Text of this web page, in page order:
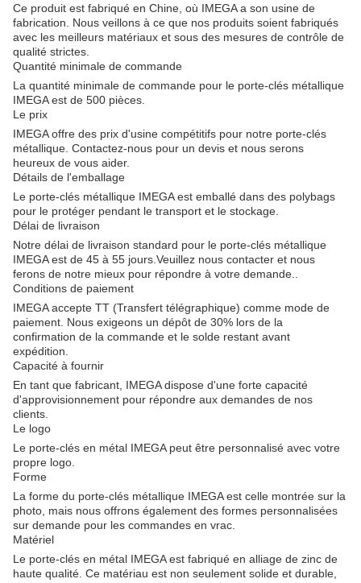
Ce produit est fabriqué en Chine, où IMEGA a son usine de
fabrication. Nous veillons à ce que nos produits soient fabriqués
avec les meilleurs matériaux et sous des mesures de contrôle de
qualité strictes.
Quantité minimale de commande
La quantité minimale de commande pour le porte-clés métallique
IMEGA est de 500 pièces.
Le prix
IMEGA offre des prix d'usine compétitifs pour notre porte-clés
métallique. Contactez-nous pour un devis et nous serons
heureux de vous aider.
Détails de l'emballage
Le porte-clés métallique IMEGA est emballé dans des polybags
pour le protéger pendant le transport et le stockage.
Délai de livraison
Notre délai de livraison standard pour le porte-clés métallique
IMEGA est de 45 à 55 jours.Veuillez nous contacter et nous
ferons de notre mieux pour répondre à votre demande..
Conditions de paiement
IMEGA accepte TT (Transfert télégraphique) comme mode de
paiement. Nous exigeons un dépôt de 30% lors de la
confirmation de la commande et le solde restant avant
expédition.
Capacité à fournir
En tant que fabricant, IMEGA dispose d'une forte capacité
d'approvisionnement pour répondre aux demandes de nos
clients.
Le logo
Le porte-clés en métal IMEGA peut être personnalisé avec votre
propre logo.
Forme
La forme du porte-clés métallique IMEGA est celle montrée sur la
photo, mais nous offrons également des formes personnalisées
sur demande pour les commandes en vrac.
Matériel
Le porte-clés en métal IMEGA est fabriqué en alliage de zinc de
haute qualité. Ce matériau est non seulement solide et durable,